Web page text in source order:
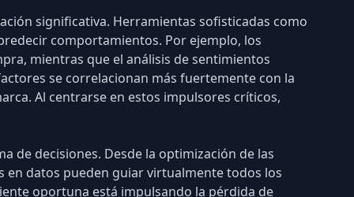
significativa. Herramientas sofisticadas como
comportamientos. Por ejemplo, los
mientras que el análisis de sentimientos
se correlacionan más fuertemente con la
Al centrarse en estos impulsores críticos,
de decisiones. Desde la optimización de las
en datos pueden guiar virtualmente todos los
oportuna está impulsando la pérdida de